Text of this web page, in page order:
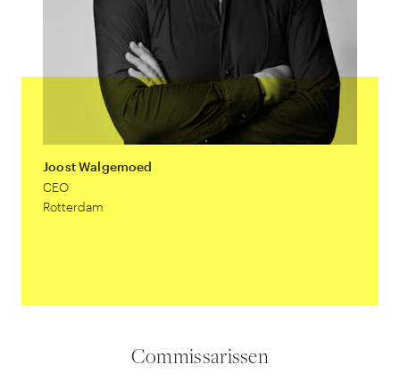
Joost Walgemoed
CEO
Rotterdam
Commissarissen